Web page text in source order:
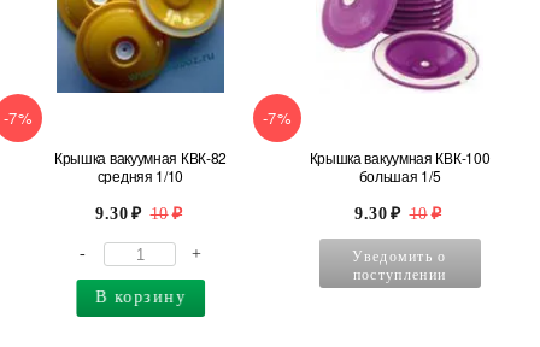
-7%
Крышка вакуумная КВК-82
средняя 1/10
9.30 10
- +
В корзину
-7%
Крышка вакуумная КВК-100
большая 1/5
9.30 10
Уведомить о
поступлении